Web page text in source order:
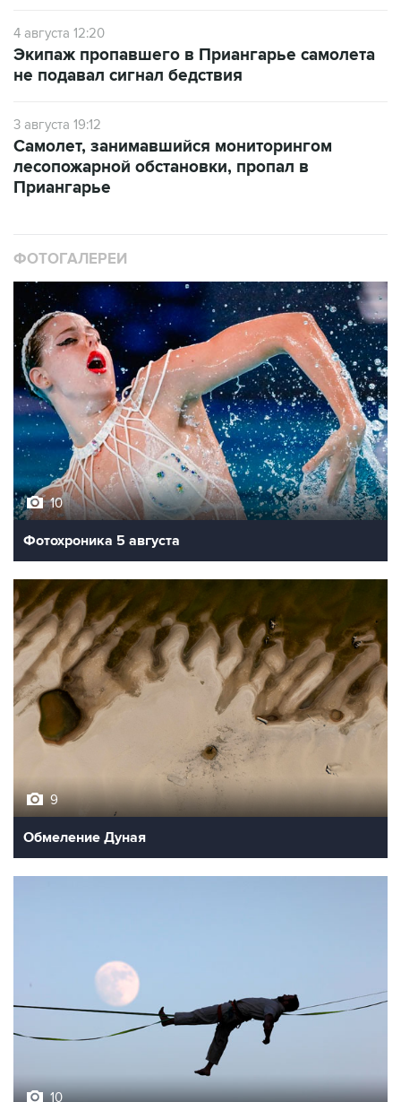
4 августа 12:20
Экипаж пропавшего в Приангарье самолета
не подавал сигнал бедствия
3 августа 19:12
Самолет, занимавшийся мониторингом
лесопожарной обстановки, пропал в
Приангарье
ФОТОГАЛЕРЕИ
10
Фотохроника 5 августа
9
Обмеление Дуная
10